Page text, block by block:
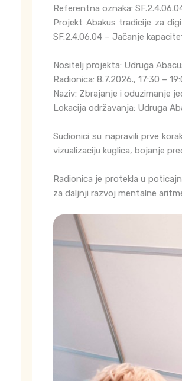
Referentna oznaka:
Projekt Abakus tradicije za
SF.2.4.06.04 – Jačanje
Nositelj projekta: Udruga
Radionica: 8.7.2026., 17:30 –
Naziv: Zbrajanje i oduzimanje
Lokacija održavanja: Udruga
Sudionici su napravili prve
vizualizaciju kuglica, bojanje
Radionica je protekla u
za daljnji razvoj mentalne